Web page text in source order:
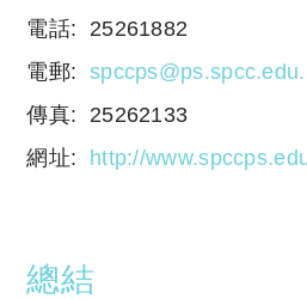
電話: 25261882
電郵:
傳真: 25262133
網址:
http://
總結